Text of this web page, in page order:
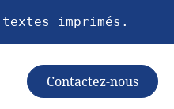
imprimés.
Contactez-nous